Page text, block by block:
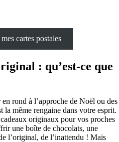
cartes postales
: qu’est-ce que
rond à l’approche de Noël ou des
la même rengaine dans votre esprit.
originaux pour vos proches
une boîte de chocolats, une
l’original, de l’inattendu ! Mais